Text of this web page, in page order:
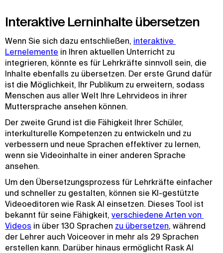
Interaktive Lerninhalte übersetzen
Wenn Sie sich dazu entschließen, interaktive
Lernelemente in Ihren aktuellen Unterricht zu
integrieren, könnte es für Lehrkräfte sinnvoll sein, die
Inhalte ebenfalls zu übersetzen. Der erste Grund dafür
ist die Möglichkeit, Ihr Publikum zu erweitern, sodass
Menschen aus aller Welt Ihre Lehrvideos in ihrer
Muttersprache ansehen können.
Der zweite Grund ist die Fähigkeit Ihrer Schüler,
interkulturelle Kompetenzen zu entwickeln und zu
verbessern und neue Sprachen effektiver zu lernen,
wenn sie Videoinhalte in einer anderen Sprache
ansehen.
Um den Übersetzungsprozess für Lehrkräfte einfacher
und schneller zu gestalten, können sie KI-gestützte
Videoeditoren wie Rask AI einsetzen. Dieses Tool ist
bekannt für seine Fähigkeit, verschiedene Arten von
Videos in über 130 Sprachen zu übersetzen, während
der Lehrer auch Voiceover in mehr als 29 Sprachen
erstellen kann. Darüber hinaus ermöglicht Rask AI